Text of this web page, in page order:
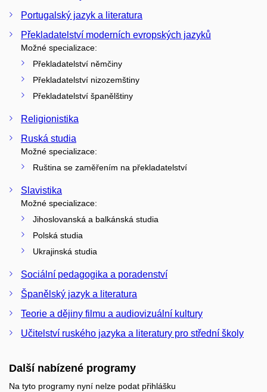
Portugalský jazyk a literatura
Překladatelství moderních evropských jazyků
Možné specializace:
Překladatelství němčiny
Překladatelství nizozemštiny
Překladatelství španělštiny
Religionistika
Ruská studia
Možné specializace:
Ruština se zaměřením na překladatelství
Slavistika
Možné specializace:
Jihoslovanská a balkánská studia
Polská studia
Ukrajinská studia
Sociální pedagogika a poradenství
Španělský jazyk a literatura
Teorie a dějiny filmu a audiovizuální kultury
Učitelství ruského jazyka a literatury pro střední školy
Další nabízené programy
Na tyto programy nyní nelze podat přihlášku